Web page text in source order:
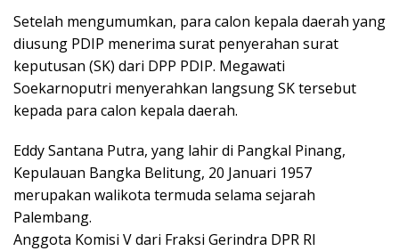
Setelah mengumumkan, para calon kepala daerah yang
diusung PDIP menerima surat penyerahan surat
keputusan (SK) dari DPP PDIP. Megawati
Soekarnoputri menyerahkan langsung SK tersebut
kepada para calon kepala daerah.
Eddy Santana Putra, yang lahir di Pangkal Pinang,
Kepulauan Bangka Belitung, 20 Januari 1957
merupakan walikota termuda selama sejarah
Palembang.
Anggota Komisi V dari Fraksi Gerindra DPR RI